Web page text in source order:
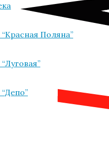
Поляна”